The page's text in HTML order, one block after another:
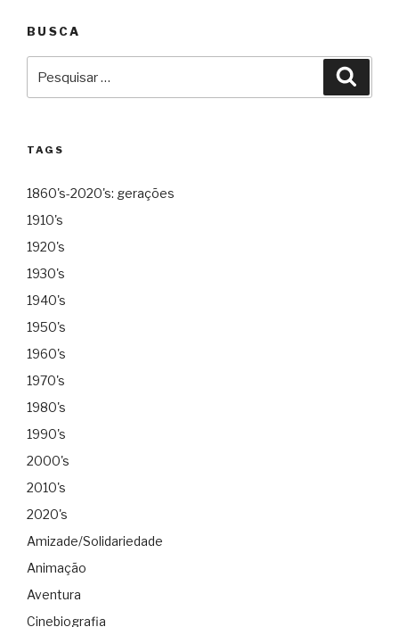
BUSCA
por:
TAGS
1860's-2020's: gerações
1910's
1920's
1930's
1940's
1950's
1960's
1970's
1980's
1990's
2000's
2010's
2020's
Amizade/Solidariedade
Animação
Aventura
Cinebiografia